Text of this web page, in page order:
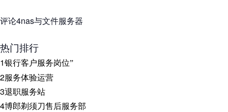
评论4nas与文件服务器
热门排行
1银行客户服务岗位”
2服务体验运营
3退职服务站
4博郎剃须刀售后服务部